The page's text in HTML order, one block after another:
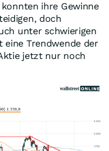
konnten ihre Gewinne
doch
unter schwierigen
eine Trendwende der
jetzt nur noch